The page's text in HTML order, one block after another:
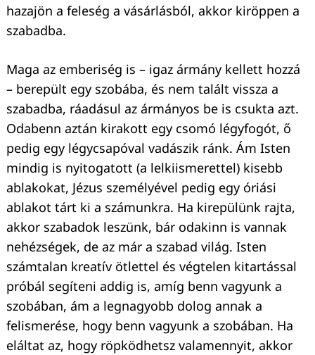
hazajön a feleség a vásárlásból, akkor kiröppen a
szabadba.
Maga az emberiség is – igaz ármány kellett hozzá
– berepült egy szobába, és nem talált vissza a
szabadba, ráadásul az ármányos be is csukta azt.
Odabenn aztán kirakott egy csomó légyfogót, ő
pedig egy légycsapóval vadászik ránk. Ám Isten
mindig is nyitogatott (a lelkiismerettel) kisebb
ablakokat, Jézus személyével pedig egy óriási
ablakot tárt ki a számunkra. Ha kirepülünk rajta,
akkor szabadok leszünk, bár odakinn is vannak
nehézségek, de az már a szabad világ. Isten
számtalan kreatív ötlettel és végtelen kitartással
próbál segíteni addig is, amíg benn vagyunk a
szobában, ám a legnagyobb dolog annak a
felismerése, hogy benn vagyunk a szobában. Ha
eláltat az, hogy röpködhetsz valamennyit, akkor